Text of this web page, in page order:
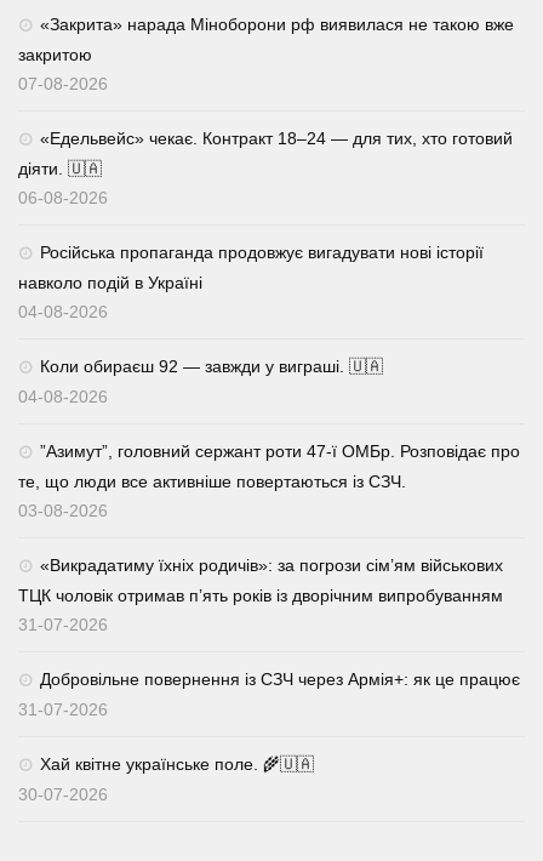
«Закрита» нарада Міноборони рф виявилася не такою вже
закритою
07-08-2026
«Едельвейс» чекає. Контракт 18–24 — для тих, хто готовий
діяти. 🇺🇦
06-08-2026
Російська пропаганда продовжує вигадувати нові історії
навколо подій в Україні
04-08-2026
Коли обираєш 92 — завжди у виграші. 🇺🇦
04-08-2026
⁨”Азимут”, головний сержант роти 47-ї ОМБр. Розповідає про
те, що люди все активніше повертаються із СЗЧ.
03-08-2026
«Викрадатиму їхніх родичів»: за погрози сім’ям військових
ТЦК чоловік отримав п’ять років із дворічним випробуванням
31-07-2026
Добровільне повернення із СЗЧ через Армія+: як це працює
31-07-2026
Хай квітне українське поле. 🌾🇺🇦
30-07-2026